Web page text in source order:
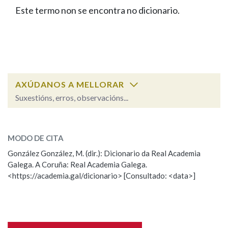
FIGURAS HOMENAXEADAS
PORTAL DAS PALABRAS
Facebook
TwitterYoutubeInstagram
Bluesky
BUSCAR NOS LEMAS
Remata por
BUSCAR NO CONTIDO
Nas definicións
Este termo non se encontra no dicionario.
AXÚDANOS A MELLORAR
Suxestións, erros, observacións...
Observación
Nome
MODO DE CITA
González González, M. (dir.): Dicionario da Real Academia
Galega. A Coruña: Real Academia Galega.
<https://academia.gal/dicionario> [Consultado: <data>]